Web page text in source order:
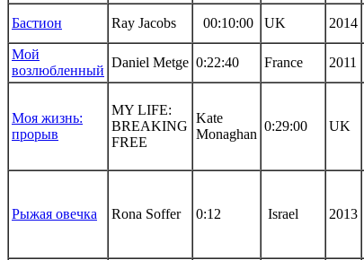
Бастион Ray Jacobs 00:10:00 UK 2014
Мой
возлюбленный
Daniel Metge 0:22:40 France 2011
Моя жизнь:
прорыв
MY LIFE:
BREAKING
FREE
Kate
Monaghan
0:29:00 UK
Рыжая овечка Rona Soffer 0:12 Israel 2013